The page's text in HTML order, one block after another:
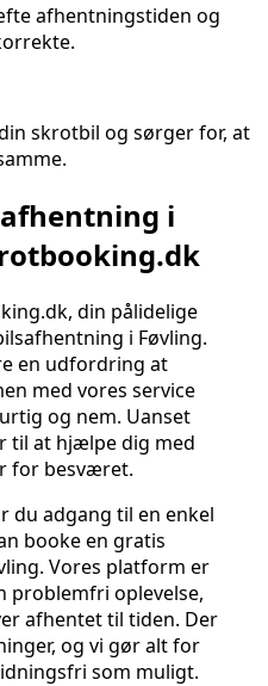
afhentningstiden og
skrotbil og sørger for, at
i
din pålidelige
i Føvling.
en udfordring at
med vores service
og nem. Uanset
til at hjælpe dig med
for besværet.
du adgang til en enkel
booke en gratis
Vores platform er
problemfri oplevelse,
afhentet til tiden. Der
og vi gør alt for
som muligt.